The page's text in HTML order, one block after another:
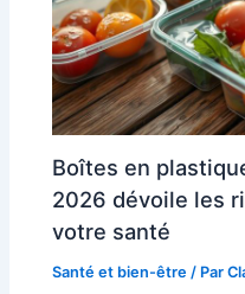
Boîtes en
2026 dévoile les
votre santé
Santé et bien-être / Par